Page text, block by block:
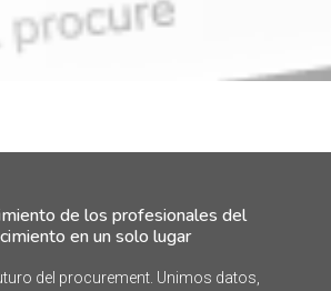
de los profesionales del
en un solo lugar
del procurement. Unimos datos,